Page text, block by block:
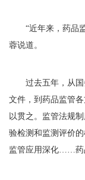
“近年来，药品监
蓉说道。
过去五年，从国
文件，到药品监管
以贯之。监管法规
验检测和监测评价
监管应用深化……药